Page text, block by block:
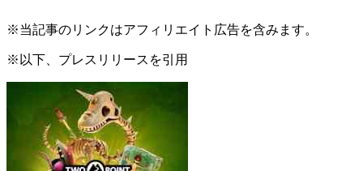
※当記事のリンクはアフィリエイト広告を含みます。
※以下、プレスリリースを引用